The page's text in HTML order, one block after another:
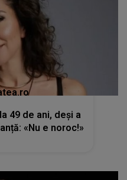
49 de ani, deși a
«Nu e noroc!»